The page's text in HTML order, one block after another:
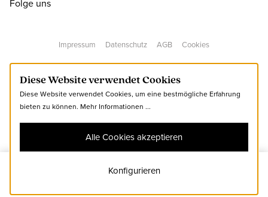
39 ( 6 ) CHF 220.00 nur noch wenige verfügbar
40 ( 6½ ) CHF 220.00
nur noch wenige verfügbar
Zum Warenkorb hinzufügen
Folge uns
Impressum Datenschutz AGB Cookies
Diese Website verwendet Cookies
Diese Website verwendet Cookies, um eine bestmögliche Erfahrung
bieten zu können. Mehr Informationen ...
Konfigurieren
Alle Cookies akzeptieren